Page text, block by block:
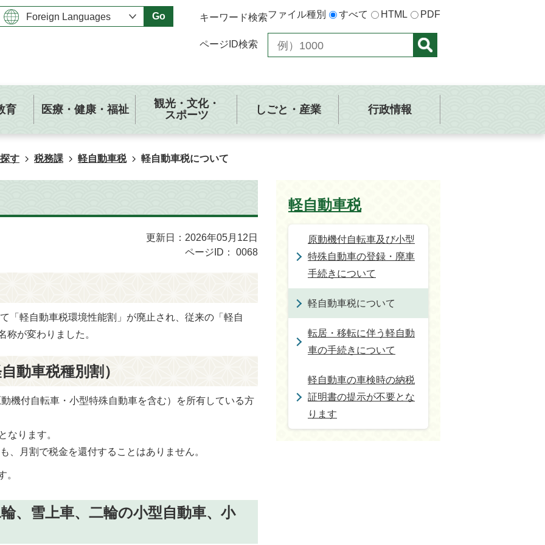
Go キーワード検索ファイル種別 すべて HTML PDF
ページID検索
育 医療・健康・福祉
観光・文化・
スポーツ
しごと・産業 行政情報
す 税務課 軽自動車税 軽自動車税について
更新日：2026年05月12日
ページID：
0068
「軽自動車税環境性能割」が廃止され、従来の「軽自
称が変わりました。
動車税種別割）
機付自転車・小型特殊自動車を含む）を所有している方
なります。
、月割で税金を還付することはありません。
。
、雪上車、二輪の小型自動車、小
軽自動車税
原動機付自転車及び小型
特殊自動車の登録・廃車
手続きについて
軽自動車税について
転居・移転に伴う軽自動
車の手続きについて
軽自動車の車検時の納税
証明書の提示が不要とな
ります